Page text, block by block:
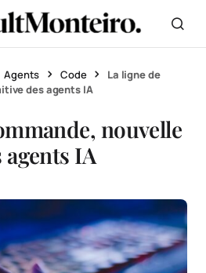
Agents Code
La ligne de
des agents IA
nouvelle
IA